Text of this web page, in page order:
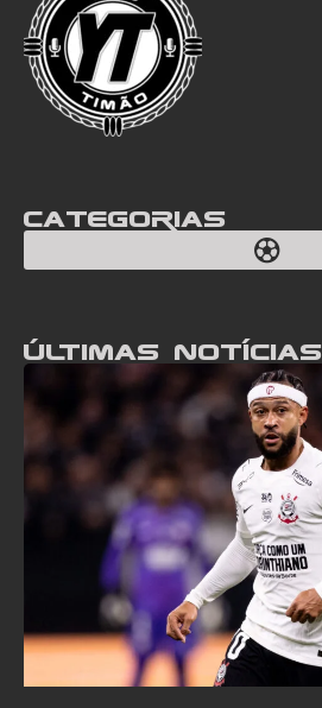
Categorias
Últimas notícias